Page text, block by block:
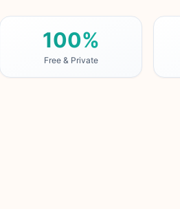
100%
Free & Private